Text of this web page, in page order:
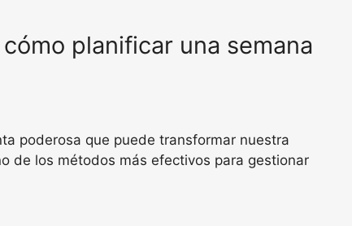
planificar una semana
poderosa que puede transformar nuestra
de los métodos más efectivos para gestionar